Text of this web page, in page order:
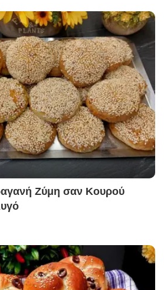
Ζύμη σαν Κουρού